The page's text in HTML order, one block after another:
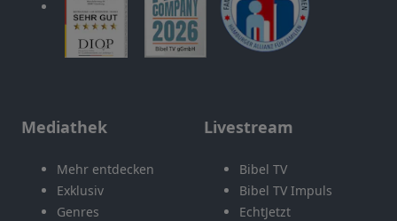
Mediathek
Mehr entdecken
Exklusiv
Genres
Livestream
Bibel TV
Bibel TV Impuls
EchtJetzt